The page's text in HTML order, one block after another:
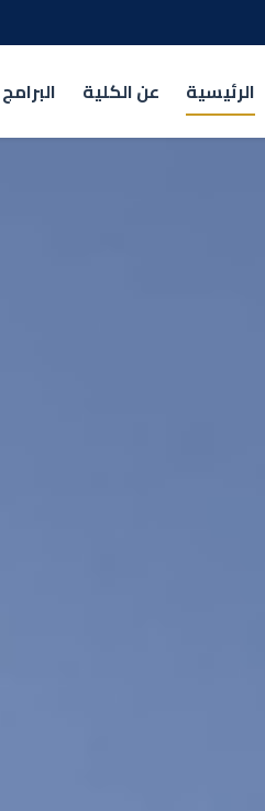
الرئيسية عن الكلية البرامج